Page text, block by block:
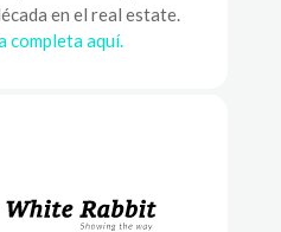
en el real estate.
completa aquí.